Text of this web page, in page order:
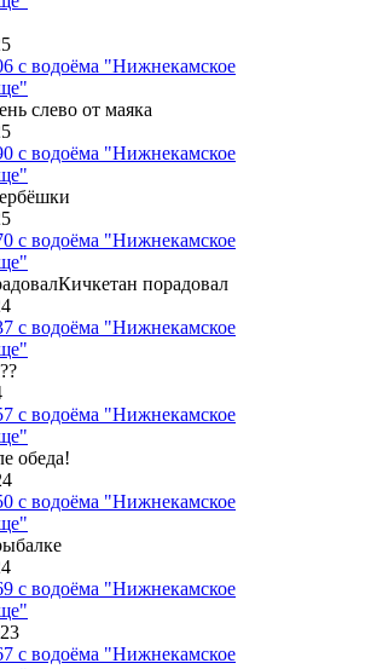
с водоёма "Нижнекамское
слево от маяка
с водоёма "Нижнекамское
с водоёма "Нижнекамское
порадовал
с водоёма "Нижнекамское
с водоёма "Нижнекамское
обеда!
с водоёма "Нижнекамское
с водоёма "Нижнекамское
с водоёма "Нижнекамское